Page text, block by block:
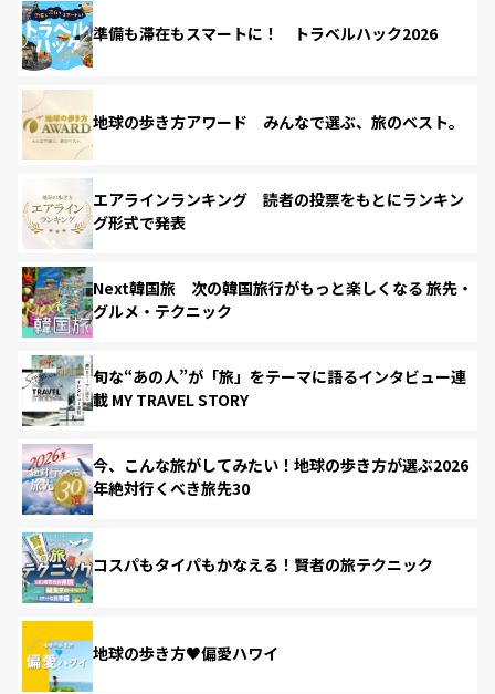
準備も滞在もスマートに！ トラベルハック2026
地球の歩き方アワード みんなで選ぶ、旅のベスト。
エアラインランキング 読者の投票をもとにランキン
グ形式で発表
Next韓国旅 次の韓国旅行がもっと楽しくなる 旅先・
グルメ・テクニック
旬な“あの人”が「旅」をテーマに語るインタビュー連
載 MY TRAVEL STORY
今、こんな旅がしてみたい！地球の歩き方が選ぶ2026
年絶対行くべき旅先30
コスパもタイパもかなえる！賢者の旅テクニック
地球の歩き方♥偏愛ハワイ